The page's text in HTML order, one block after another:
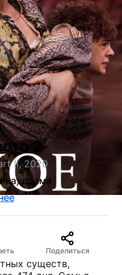
2
II, 2020
драма
Поделиться
существ,